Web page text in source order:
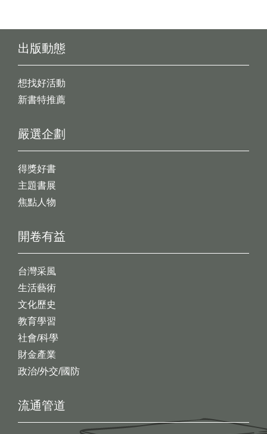
出版動態
想找好活動
新書特推薦
開卷有益
台灣采風
生活藝術
文化歷史
教育學習
社會/科學
財金產業
政治/外交/國防
嚴選企劃
得獎好書
主題書展
焦點人物
流通管道